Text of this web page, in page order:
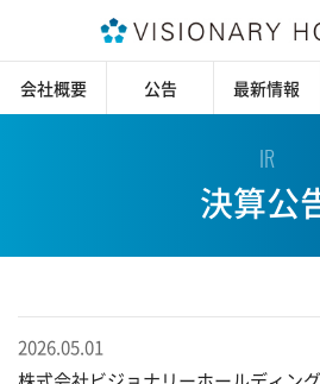
会社概要 公告 最新情報
IR
決算公
2026.05.01